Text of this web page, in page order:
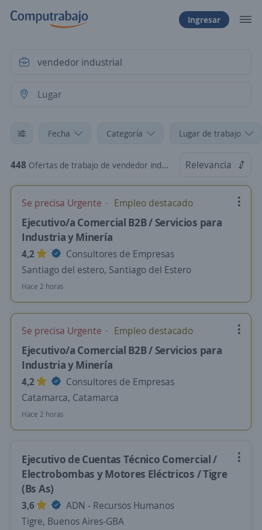
Ingresar
Fecha Categoría Lugar de trabajo
448 Ofertas de trabajo de vendedor industrial Relevancia
Se precisa Urgente Empleo destacado
Ejecutivo/a Comercial B2B / Servicios para
Industria y Minería
4,2
Consultores de Empresas
Santiago del estero, Santiago del Estero
Hace 2 horas
Se precisa Urgente Empleo destacado
Ejecutivo/a Comercial B2B / Servicios para
Industria y Minería
4,2
Consultores de Empresas
Catamarca, Catamarca
Hace 2 horas
Ejecutivo de Cuentas Técnico Comercial /
Electrobombas y Motores Eléctricos / Tigre
(Bs As)
3,6
ADN - Recursos Humanos
Tigre, Buenos Aires-GBA